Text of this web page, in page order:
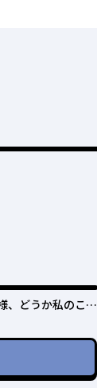
、どうか私のこと